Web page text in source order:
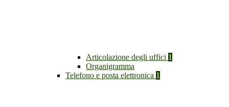
Articolazione degli uffici 1
Organigramma
Telefono e posta elettronica 1